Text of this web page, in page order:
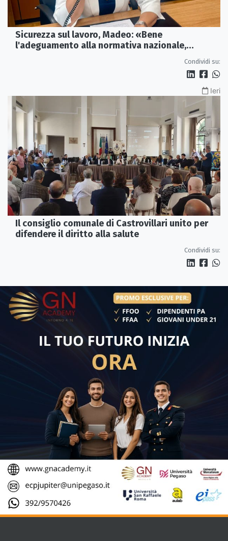
Sicurezza sul lavoro, Madeo: «Bene
l'adeguamento alla normativa nazionale,
Condividi su:
Ieri
Il consiglio comunale di Castrovillari unito per
difendere il diritto alla salute
Condividi su: